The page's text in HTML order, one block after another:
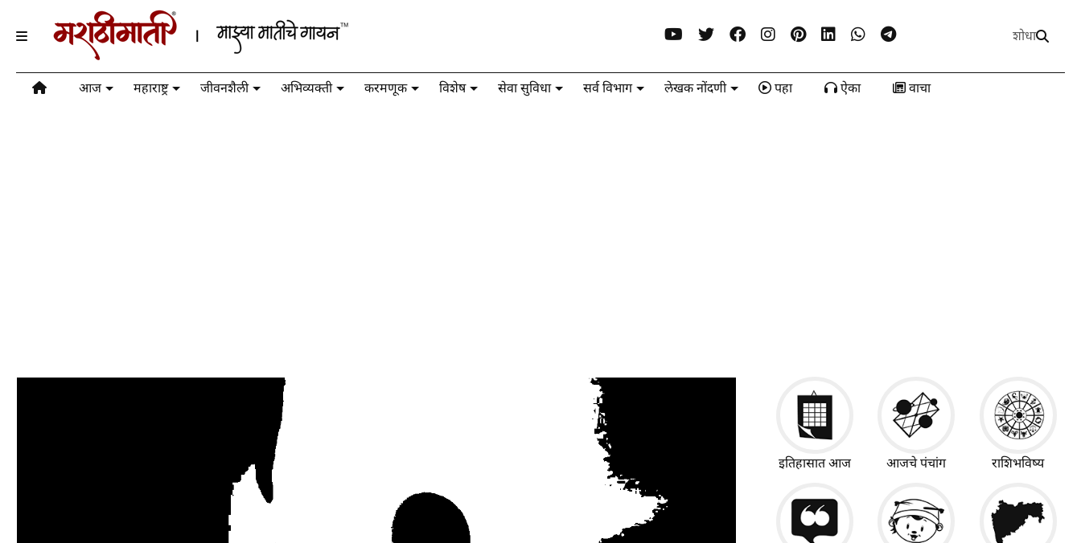
शोधा
आज महाराष्ट्र जीवनशैली अभिव्यक्ती करमणूक विशेष सेवा सुविधा सर्व विभाग लेखक नोंदणी पहा ऐका वाचा
इतिहासात आज आजचे पंचांग राशिभविष्य